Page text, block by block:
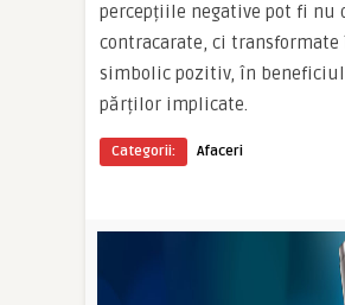
percepțiile negative pot fi nu
contracarate, ci transformate
simbolic pozitiv, în
părților implicate.
Categorii: Afaceri